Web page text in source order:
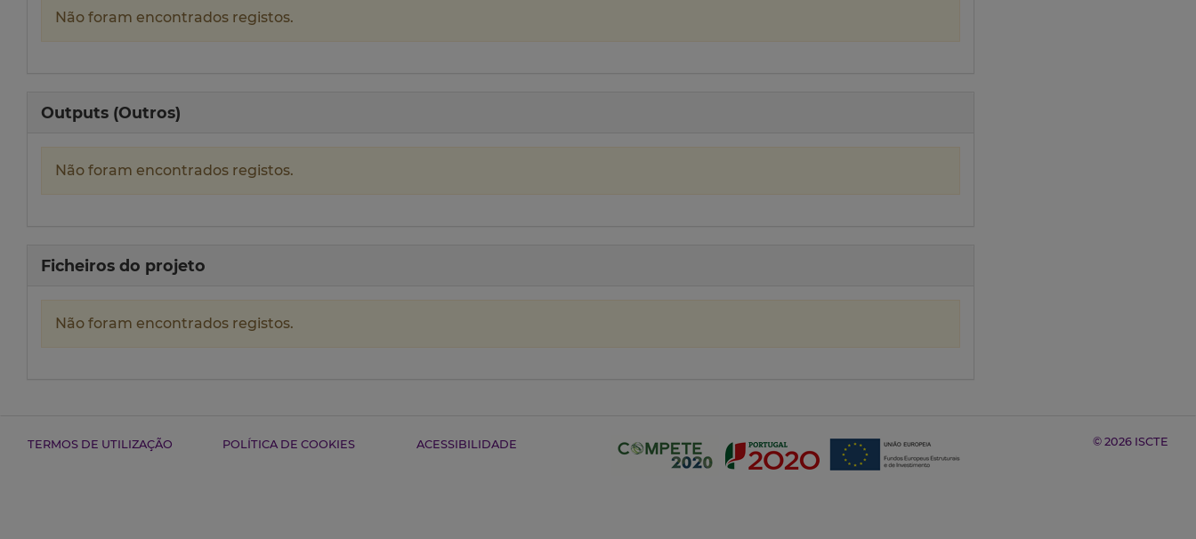
Não foram encontrados registos.
Outputs (Outros)
Não foram encontrados registos.
Ficheiros do projeto
Não foram encontrados registos.
TERMOS DE UTILIZAÇÃO POLÍTICA DE COOKIES ACESSIBILIDADE © 2026 ISCTE